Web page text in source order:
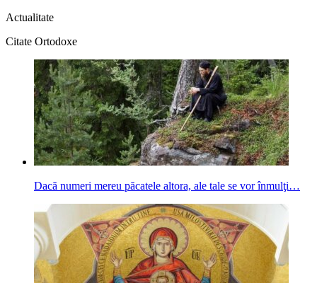
Actualitate
Citate Ortodoxe
Dacă numeri mereu păcatele altora, ale tale se vor înmulţi…